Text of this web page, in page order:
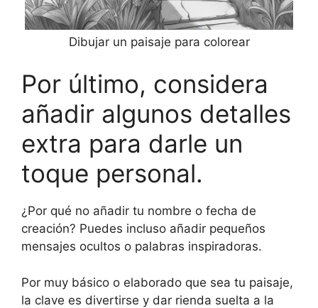
Dibujar un paisaje para colorear
Por último, considera
añadir algunos detalles
extra para darle un
toque personal.
¿Por qué no añadir tu nombre o fecha de
creación? Puedes incluso añadir pequeños
mensajes ocultos o palabras inspiradoras.
Por muy básico o elaborado que sea tu paisaje,
la clave es divertirse y dar rienda suelta a la